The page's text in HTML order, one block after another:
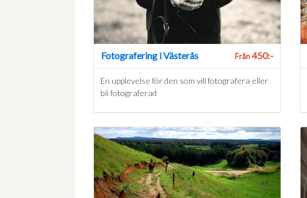
Fotografering i Västerås Från450:-
En upplevelse för den som vill fotografera eller
bli fotograferad